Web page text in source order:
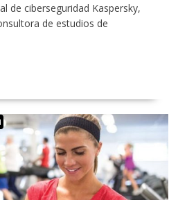
de ciberseguridad Kaspersky,
de estudios de